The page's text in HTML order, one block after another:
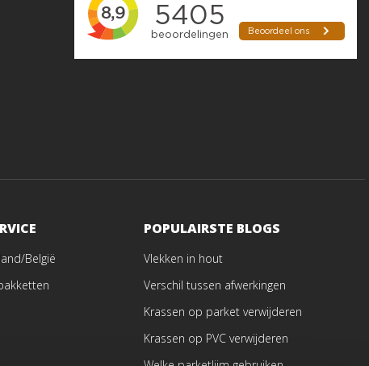
België
POPULAIRSTE BLOGS
Vlekken in hout
Verschil tussen afwerkingen
Krassen op parket verwijderen
Krassen op PVC verwijderen